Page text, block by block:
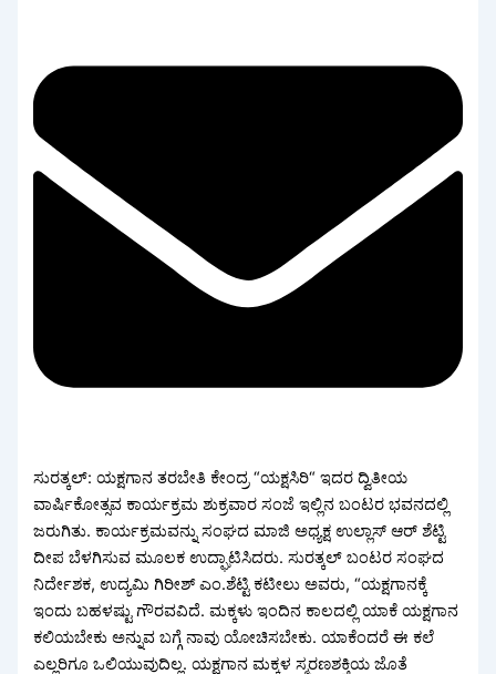
ಸುರತ್ಕಲ್: ಯಕ್ಷಗಾನ ತರಬೇತಿ ಕೇಂದ್ರ “ಯಕ್ಷಸಿರಿ“ ಇದರ ದ್ವಿತೀಯ
ವಾರ್ಷಿಕೋತ್ಸವ ಕಾರ್ಯಕ್ರಮ ಶುಕ್ರವಾರ ಸಂಜೆ ಇಲ್ಲಿನ ಬಂಟರ ಭವನದಲ್ಲಿ
ಜರುಗಿತು. ಕಾರ್ಯಕ್ರಮವನ್ನು ಸಂಘದ ಮಾಜಿ ಅಧ್ಯಕ್ಷ ಉಲ್ಲಾಸ್ ಆರ್ ಶೆಟ್ಟಿ
ದೀಪ ಬೆಳಗಿಸುವ ಮೂಲಕ ಉದ್ಘಾಟಿಸಿದರು. ಸುರತ್ಕಲ್ ಬಂಟರ ಸಂಘದ
ನಿರ್ದೇಶಕ, ಉದ್ಯಮಿ ಗಿರೀಶ್ ಎಂ.ಶೆಟ್ಟಿ ಕಟೀಲು ಅವರು, “ಯಕ್ಷಗಾನಕ್ಕೆ
ಇಂದು ಬಹಳಷ್ಟು ಗೌರವವಿದೆ. ಮಕ್ಕಳು ಇಂದಿನ ಕಾಲದಲ್ಲಿ ಯಾಕೆ ಯಕ್ಷಗಾನ
ಕಲಿಯಬೇಕು ಅನ್ನುವ ಬಗ್ಗೆ ನಾವು ಯೋಚಿಸಬೇಕು. ಯಾಕೆಂದರೆ ಈ ಕಲೆ
ಎಲ್ಲರಿಗೂ ಒಲಿಯುವುದಿಲ್ಲ. ಯಕ್ಷಗಾನ ಮಕ್ಕಳ ಸ್ಮರಣಶಕ್ತಿಯ ಜೊತೆ